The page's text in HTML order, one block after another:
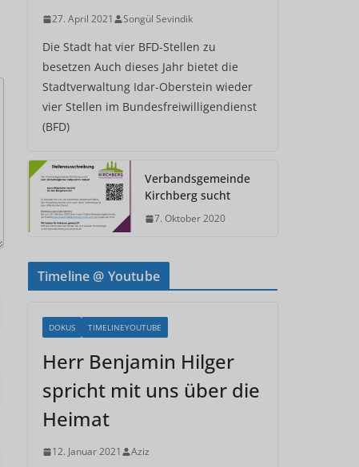
27. April 2021 Songül Sevindik
Die Stadt hat vier BFD-Stellen zu
besetzen Auch dieses Jahr bietet die
Stadtverwaltung Idar-Oberstein wieder
vier Stellen im Bundesfreiwilligendienst
(BFD)
Verbandsgemeinde
Kirchberg sucht
7. Oktober 2020
Timeline @ Youtube
DOKUS TIMELINEYOUTUBE
Herr Benjamin Hilger
spricht mit uns über die
Heimat
12. Januar 2021 Aziz